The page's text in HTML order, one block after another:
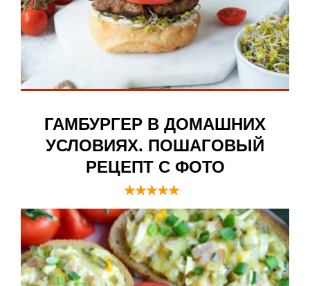
ГАМБУРГЕР В ДОМАШНИХ
УСЛОВИЯХ. ПОШАГОВЫЙ
РЕЦЕПТ С ФОТО